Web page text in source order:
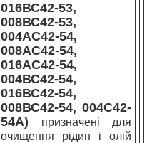
016ВС42-53,
008ВС42-53,
004АС42-54,
008АС42-54,
016АС42-54,
004ВС42-54,
016ВС42-54,
008ВС42-54, 004С42-
54А) призначені для
очищення рідин і олій